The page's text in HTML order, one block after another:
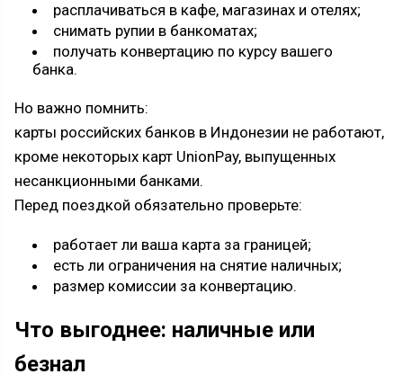
расплачиваться в кафе, магазинах и отелях;
снимать рупии в банкоматах;
получать конвертацию по курсу вашего
банка.
Но важно помнить:
карты российских банков в Индонезии не работают,
кроме некоторых карт UnionPay, выпущенных
несанкционными банками.
Перед поездкой обязательно проверьте:
работает ли ваша карта за границей;
есть ли ограничения на снятие наличных;
размер комиссии за конвертацию.
Что выгоднее: наличные или
безнал